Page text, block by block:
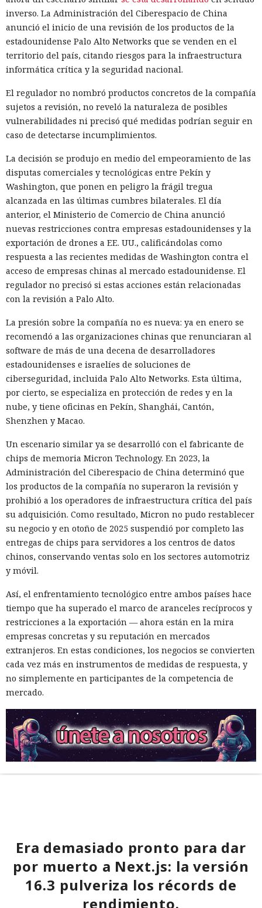
inverso. La Administración del Ciberespacio de China
anunció el inicio de una revisión de los productos de la
estadounidense Palo Alto Networks que se venden en el
territorio del país, citando riesgos para la infraestructura
informática crítica y la seguridad nacional.
El regulador no nombró productos concretos de la compañía
sujetos a revisión, no reveló la naturaleza de posibles
vulnerabilidades ni precisó qué medidas podrían seguir en
caso de detectarse incumplimientos.
La decisión se produjo en medio del empeoramiento de las
disputas comerciales y tecnológicas entre Pekín y
Washington, que ponen en peligro la frágil tregua
alcanzada en las últimas cumbres bilaterales. El día
anterior, el Ministerio de Comercio de China anunció
nuevas restricciones contra empresas estadounidenses y la
exportación de drones a EE. UU., calificándolas como
respuesta a las recientes medidas de Washington contra el
acceso de empresas chinas al mercado estadounidense. El
regulador no precisó si estas acciones están relacionadas
con la revisión a Palo Alto.
La presión sobre la compañía no es nueva: ya en enero se
recomendó a las organizaciones chinas que renunciaran al
software de más de una decena de desarrolladores
estadounidenses e israelíes de soluciones de
ciberseguridad, incluida Palo Alto Networks. Esta última,
por cierto, se especializa en protección de redes y en la
nube, y tiene oficinas en Pekín, Shanghái, Cantón,
Shenzhen y Macao.
Un escenario similar ya se desarrolló con el fabricante de
chips de memoria Micron Technology. En 2023, la
Administración del Ciberespacio de China determinó que
los productos de la compañía no superaron la revisión y
prohibió a los operadores de infraestructura crítica del país
su adquisición. Como resultado, Micron no pudo restablecer
su negocio y en otoño de 2025 suspendió por completo las
entregas de chips para servidores a los centros de datos
chinos, conservando ventas solo en los sectores automotriz
y móvil.
Así, el enfrentamiento tecnológico entre ambos países hace
tiempo que ha superado el marco de aranceles recíprocos y
restricciones a la exportación — ahora están en la mira
empresas concretas y su reputación en mercados
extranjeros. En estas condiciones, los negocios se convierten
cada vez más en instrumentos de medidas de respuesta, y
no simplemente en participantes de la competencia de
mercado.
Era demasiado pronto para dar
por muerto a Next.js: la versión
16.3 pulveriza los récords de
rendimiento.